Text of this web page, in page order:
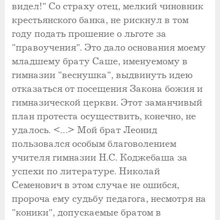
видел!" Со страху отец, мелкий чиновник
крестьянского банка, не рискнул в том
году подать прошение о льготе за
"правоучения". Это дало основания моему
младшему брату Саше, именуемому в
гимназии "веснушка", выдвинуть идею
отказаться от посещения Закона божия и
гимназической церкви. Этот заманчивый
план протеста осуществить, конечно, не
удалось. <…> Мой брат Леонид
пользовался особым благоволением
учителя гимназии Н.С. Коджебаша за
успехи по литературе. Николай
Семенович в этом случае не ошибся,
пророча ему судьбу педагога, несмотря на
"коники", допускаемые братом в